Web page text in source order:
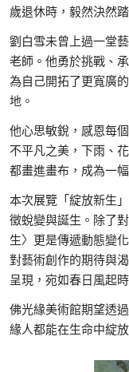
歲退休時，毅然決然
劉白雪未曾上過一堂
老師。他勇於挑戰、
為自己開拓了更寬廣
地。
他心思敏銳，感恩每
不平凡之美，下雨、
都畫進畫布，成為一
本次展覽「綻放新生
徵蛻變與誕生。除了
生〉更是傳遞動態變
對藝術創作的期待與
呈現，宛如春日風起
佛光緣美術館期望透
緣人都能在生命中綻